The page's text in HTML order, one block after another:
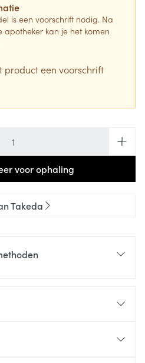
is een voorschrift nodig. Na
kan je het komen
product een voorschrift
voor ophaling
Takeda